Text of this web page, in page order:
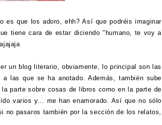
es que los adoro, ehh? Así que podréis imaginar
tiene cara de estar diciendo "humano, te voy a
un blog literario, obviamente, lo principal son las
las que se ha anotado. Además, también sube
parte sobre cosas de libros como en la parte de
varios y... me han enamorado. Así que no sólo
no pasaros también por la sección de los relatos,